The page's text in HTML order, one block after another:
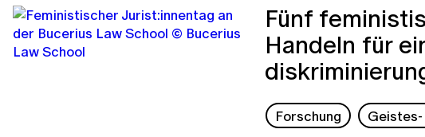
Fünf
Handeln für
Forschung